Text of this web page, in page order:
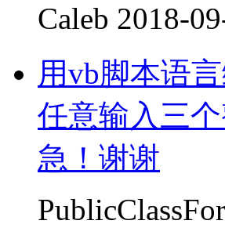
Caleb 2018-
用vb脚本语
任意输入三
急！谢谢